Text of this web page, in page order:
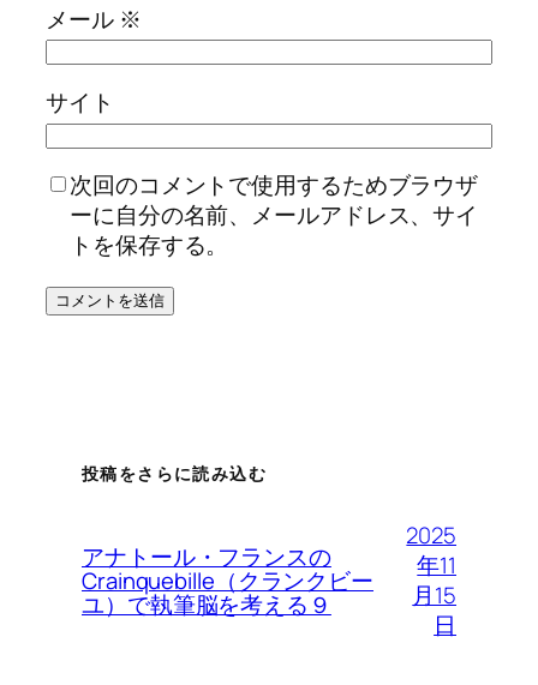
メール ※
サイト
次回のコメントで使用するためブラウザ
ーに自分の名前、メールアドレス、サイ
トを保存する。
投稿をさらに読み込む
アナトール・フランスの
Crainquebille（クランクビー
ユ）で執筆脳を考える９
2025
年11
月15
日